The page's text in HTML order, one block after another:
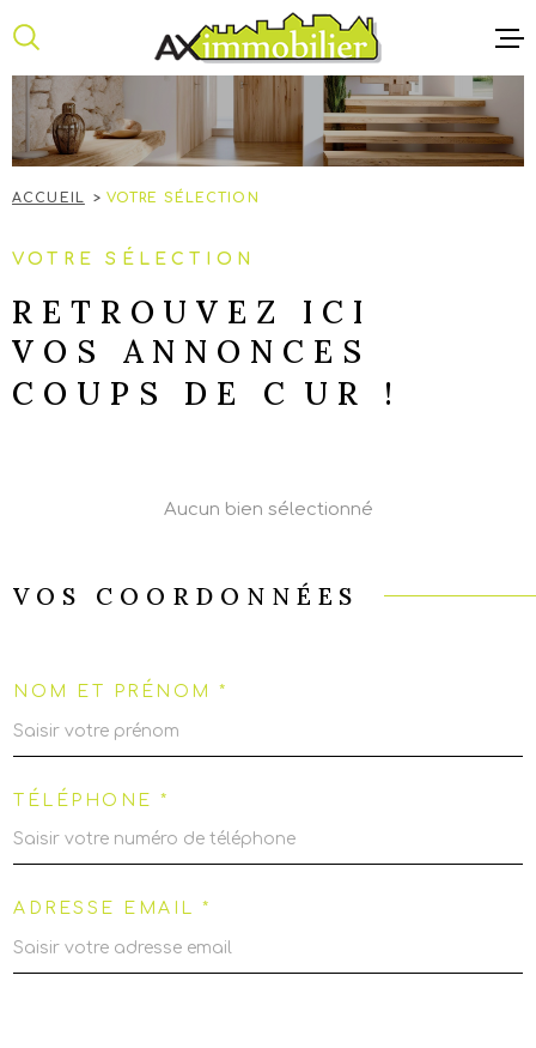
recherche
au
principal
au
ACCUEIL
ACCUEIL VOTRE SÉLECTION
VOTRE SÉLECTION
RETROUVEZ ICI
VOS ANNONCES
COUPS DE CUR !
Aucun bien sélectionné
VOS COORDONNÉES
NOM ET PRÉNOM *
TÉLÉPHONE *
ADRESSE EMAIL *